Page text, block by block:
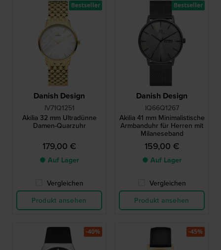
Danish Design
IV71Q1251
Akilia 32 mm Ultradünne
Damen-Quarzuhr
179,00 €
● Auf Lager
Vergleichen
Produkt ansehen
Bestseller
Danish Design
IQ66Q1267
Akilia 41 mm Minimalistische
Armbanduhr für Herren mit
Milaneseband
159,00 €
● Auf Lager
Vergleichen
Produkt ansehen
Bestseller
-40% -45%